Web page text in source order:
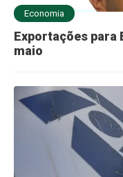
Economia
Exportações para
maio